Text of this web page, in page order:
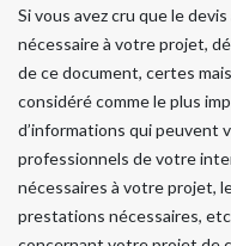
Si vous avez cru que le
nécessaire à votre projet,
de ce document, certes mais
considéré comme le plus
d’informations qui peuvent
professionnels de votre
nécessaires à votre projet,
prestations nécessaires,